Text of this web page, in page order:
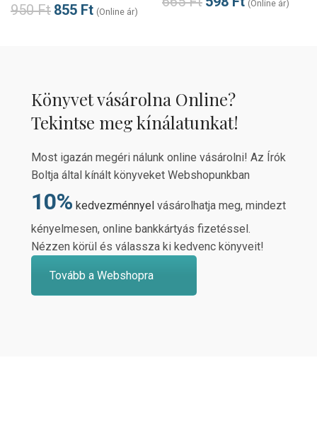
950Ft 855 Ft (Online ár)
(Online ár)
Könyvet vásárolna Online?
Tekintse meg kínálatunkat!
Most igazán megéri nálunk online vásárolni! Az Írók
Boltja által kínált könyveket Webshopunkban
10% kedvezménnyel vásárolhatja meg, mindezt
kényelmesen, online bankkártyás fizetéssel.
Nézzen körül és válassza ki kedvenc könyveit!
Tovább a Webshopra